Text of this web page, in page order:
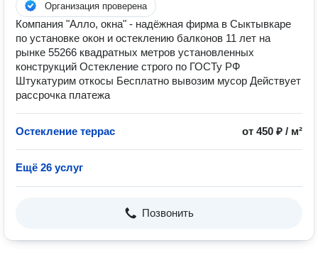
Организация проверена
Компания "Алло, окна" - надёжная фирма в Сыктывкаре
по установке окон и остеклению балконов 11 лет на
рынке 55266 квадратных метров установленных
конструкций Остекление строго по ГОСТу РФ
Штукатурим откосы Бесплатно вывозим мусор Действует
рассрочка платежа
Остекление террас от 450 ₽ / м²
Ещё 26 услуг
Позвонить